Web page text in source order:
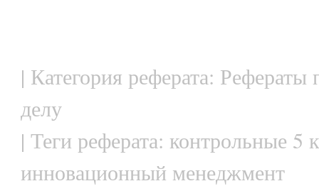
| Категория реферата: Рефераты
делу
| Теги реферата: контрольные 5
инновационный менеджмент